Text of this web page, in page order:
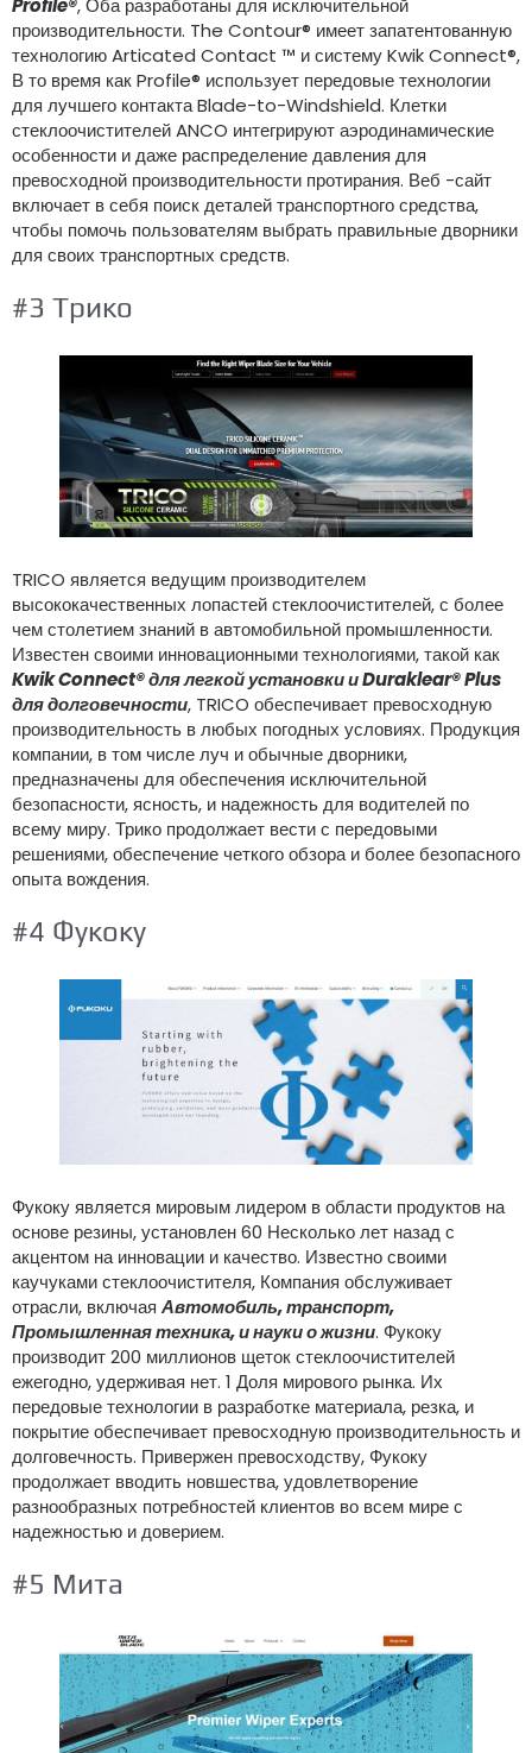
Profile®, Оба разработаны для исключительной
производительности. The Contour® имеет запатентованную
технологию Articated Contact ™ и систему Kwik Connect®,
В то время как Profile® использует передовые технологии
для лучшего контакта Blade-to-Windshield. Клетки
стеклоочистителей ANCO интегрируют аэродинамические
особенности и даже распределение давления для
превосходной производительности протирания. Веб -сайт
включает в себя поиск деталей транспортного средства,
чтобы помочь пользователям выбрать правильные дворники
для своих транспортных средств.
#3 Трико
TRICO является ведущим производителем
высококачественных лопастей стеклоочистителей, с более
чем столетием знаний в автомобильной промышленности.
Известен своими инновационными технологиями, такой как
Kwik Connect® для легкой установки и Duraklear® Plus
для долговечности, TRICO обеспечивает превосходную
производительность в любых погодных условиях. Продукция
компании, в том числе луч и обычные дворники,
предназначены для обеспечения исключительной
безопасности, ясность, и надежность для водителей по
всему миру. Трико продолжает вести с передовыми
решениями, обеспечение четкого обзора и более безопасного
опыта вождения.
#4 Фукоку
Фукоку является мировым лидером в области продуктов на
основе резины, установлен 60 Несколько лет назад с
акцентом на инновации и качество. Известно своими
каучуками стеклоочистителя, Компания обслуживает
отрасли, включая Автомобиль, транспорт,
Промышленная техника, и науки о жизни. Фукоку
производит 200 миллионов щеток стеклоочистителей
ежегодно, удерживая нет. 1 Доля мирового рынка. Их
передовые технологии в разработке материала, резка, и
покрытие обеспечивает превосходную производительность и
долговечность. Привержен превосходству, Фукоку
продолжает вводить новшества, удовлетворение
разнообразных потребностей клиентов во всем мире с
надежностью и доверием.
#5 Мита